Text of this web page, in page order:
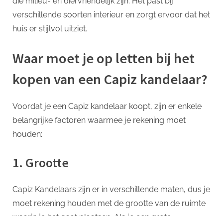
verschillende soorten interieur en zorgt ervoor dat het
huis er stijlvol uitziet.
Waar moet je op letten bij het
kopen van een Capiz kandelaar?
Voordat je een Capiz kandelaar koopt, zijn er enkele
belangrijke factoren waarmee je rekening moet
houden:
1. Grootte
Capiz Kandelaars zijn er in verschillende maten, dus je
moet rekening houden met de grootte van de ruimte